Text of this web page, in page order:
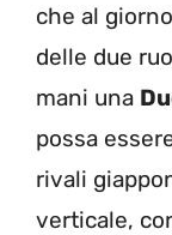
che al
delle due
mani una
possa
rivali
verticale,